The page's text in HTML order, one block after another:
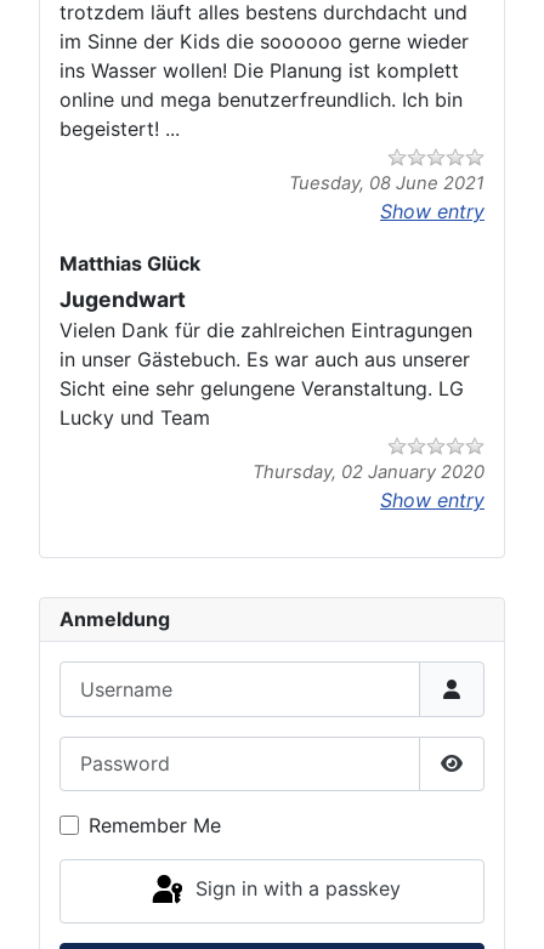
Anmeldung
Show
Remember Me
Sign in with a passkey
trotzdem läuft alles bestens durchdacht und
im Sinne der Kids die soooooo gerne wieder
ins Wasser wollen! Die Planung ist komplett
online und mega benutzerfreundlich. Ich bin
begeistert! ...
Tuesday, 08 June 2021
Show entry
Matthias Glück
Jugendwart
Vielen Dank für die zahlreichen Eintragungen
in unser Gästebuch. Es war auch aus unserer
Sicht eine sehr gelungene Veranstaltung. LG
Lucky und Team
Thursday, 02 January 2020
Show entry